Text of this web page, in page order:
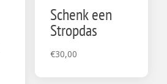
Schenk een
Stropdas
€30,00